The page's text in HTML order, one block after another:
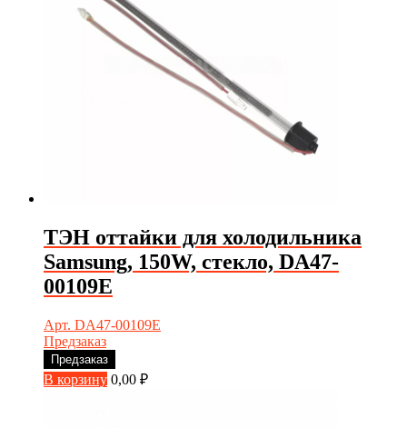
ТЭН оттайки для холодильника
Samsung, 150W, стекло, DA47-
00109E
Арт. DA47-00109E
Предзаказ
Предзаказ
В корзину 0,00 ₽